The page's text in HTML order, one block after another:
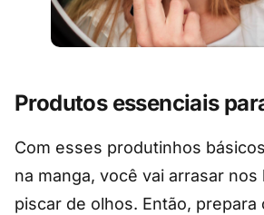
Produtos essenciais
Com esses produtinhos
na manga, você vai arrasar nos
piscar de olhos. Então, prepara